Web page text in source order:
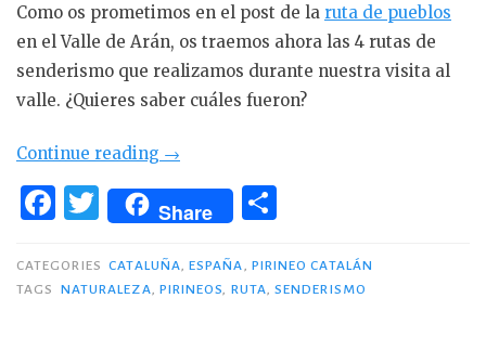
Como os prometimos en el post de la ruta de pueblos
en el Valle de Arán, os traemos ahora las 4 rutas de
senderismo que realizamos durante nuestra visita al
valle. ¿Quieres saber cuáles fueron?
Continue reading «4
en
Valle
de
→
F
c
e
T
w
it
te
Share
m
p
CATEGORIES CATALUÑA,ESPAÑA, PIRINEO CATALÁN
TAGS
NATURALEZA, PIRINEOS, RUTA,SENDERISMO